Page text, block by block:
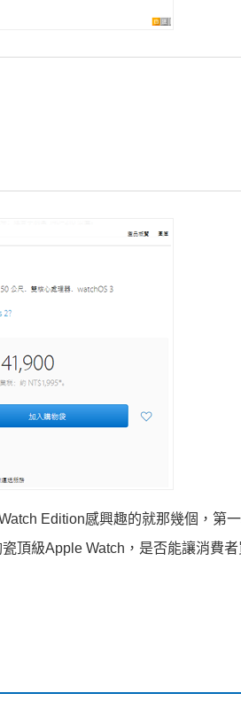
Edition感興趣的就那幾個，第
頂級Apple Watch，是否能讓消費者